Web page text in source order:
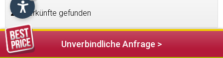
2
Unterkünfte gefunden
Unverbindliche Anfrage >